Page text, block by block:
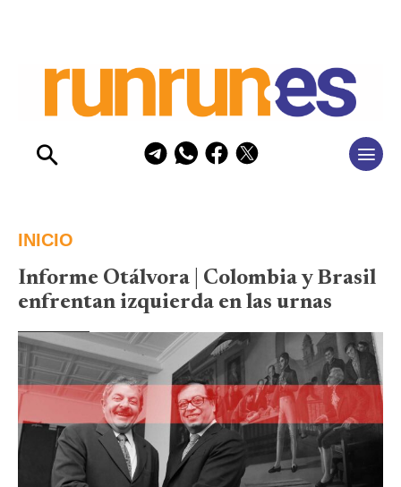
INICIO
Informe Otálvora | Colombia y Brasil
enfrentan izquierda en las urnas